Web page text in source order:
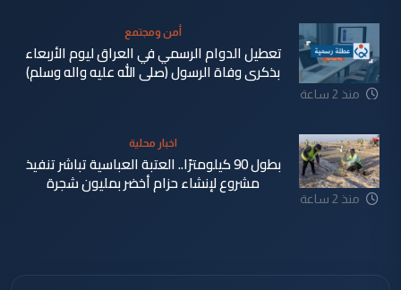
منذ 2 ساعة
أمن ومجتمع
تعطيل الدوام الرسمي في العراق ليوم الأربعاء
بذكرى وفاة الرسول (صلى الله عليه واله وسلم)
منذ 2 ساعة
اخبار محلية
بطول 90 كيلومترًا.. العتبة العباسية تباشر تنفيذ
مشروع لإنشاء حزام أخضر بمليون شجرة